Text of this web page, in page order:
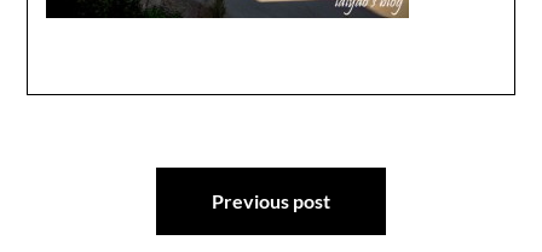
Navigation
Previous post